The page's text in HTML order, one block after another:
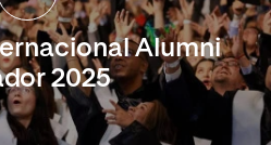
Alumni
2025